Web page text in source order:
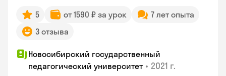
5 от 1590 ₽ за урок
7 лет опыта
3 отзыва
Новосибирский государственный
педагогический университет • 2021 г.